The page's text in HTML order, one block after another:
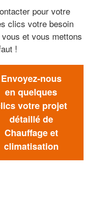
pour votre
clics votre besoin
et vous mettons
!
Envoyez-nous
en quelques
votre projet
détaillé de
Chauffage et
climatisation